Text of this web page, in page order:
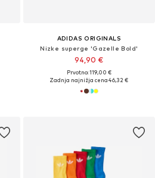
ADIDAS ORIGINALS
Nizke superge 'Gazelle Bold'
94,90 €
Prvotno: 119,00 €
Zadnja najnižja cena46,32 €